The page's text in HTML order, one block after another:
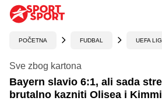
POČETNA FUDBAL UEFA
Sve zbog kartona
Bayern slavio 6:1, ali sada
brutalno kazniti Olisea i